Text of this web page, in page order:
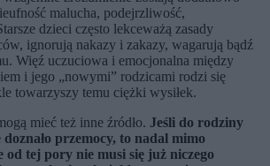
malucha, podejrzliwość,
dzieci często lekceważą zasady
ignorują nakazy i zakazy, wagarują bądź
Więź uczuciowa i emocjonalna między
i jego „nowymi” rodzicami rodzi się
towarzyszy temu ciężki wysiłek.
mieć też inne źródło. Jeśli do rodziny
przemocy, to nadal mimo
od tej pory nie musi się już niczego